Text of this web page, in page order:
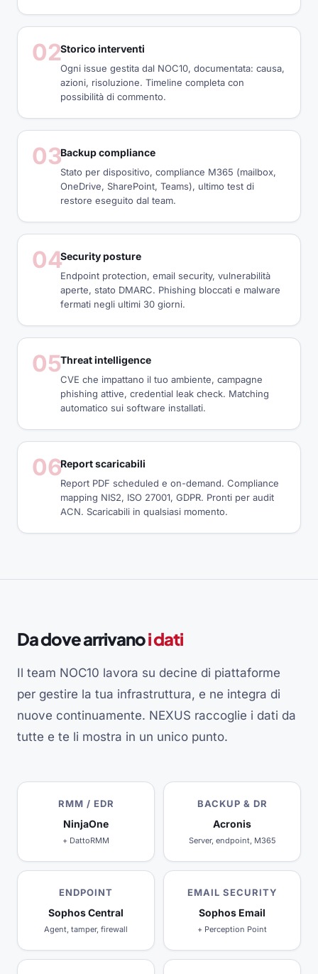
02Storico interventi
Ogni issue gestita dal NOC10, documentata: causa,
azioni, risoluzione. Timeline completa con
possibilità di commento.
03Backup compliance
Stato per dispositivo, compliance M365 (mailbox,
OneDrive, SharePoint, Teams), ultimo test di
restore eseguito dal team.
04Security posture
Endpoint protection, email security, vulnerabilità
aperte, stato DMARC. Phishing bloccati e malware
fermati negli ultimi 30 giorni.
05Threat intelligence
CVE che impattano il tuo ambiente, campagne
phishing attive, credential leak check. Matching
automatico sui software installati.
06Report scaricabili
Report PDF scheduled e on-demand. Compliance
mapping NIS2, ISO 27001, GDPR. Pronti per audit
ACN. Scaricabili in qualsiasi momento.
Da dove arrivanoi dati
Il team NOC10 lavora su decine di piattaforme
per gestire la tua infrastruttura, e ne integra di
nuove continuamente. NEXUS raccoglie i dati da
tutte e te li mostra in un unico punto.
RMM / EDR
NinjaOne
+ DattoRMM
BACKUP & DR
Acronis
Server, endpoint, M365
ENDPOINT
Sophos Central
Agent, tamper, firewall
EMAIL SECURITY
Sophos Email
+ Perception Point